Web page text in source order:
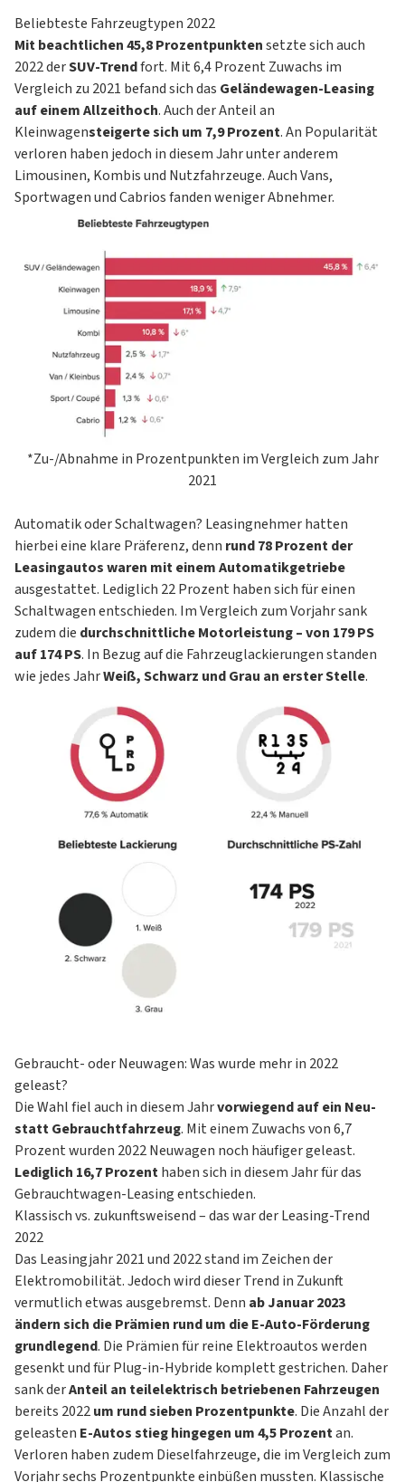
Beliebteste Fahrzeugtypen 2022
Mit beachtlichen 45,8 Prozentpunktensetzte sich auch
2022 derSUV-Trendfort. Mit 6,4 Prozent Zuwachs im
Vergleich zu 2021 befand sich das Geländewagen-Leasing
auf einem Allzeithoch. Auch der Anteil an
Kleinwagensteigerte sich um 7,9 Prozent. An Popularität
verloren haben jedoch in diesem Jahr unter anderem
Limousinen, Kombisund Nutzfahrzeuge. Auch Vans,
Sportwagen undCabriosfanden weniger Abnehmer.
*Zu-/Abnahme in Prozentpunkten im Vergleich zum Jahr
2021
Automatik oder Schaltwagen? Leasingnehmer hatten
hierbei eine klare Präferenz, denn rund 78 Prozent der
Leasingautos waren mit einem Automatikgetriebe
ausgestattet. Lediglich 22 Prozent haben sich für einen
Schaltwagen entschieden. Im Vergleich zum Vorjahr sank
zudem die durchschnittliche Motorleistung – von 179 PS
auf 174 PS. In Bezug auf die Fahrzeuglackierungen standen
wie jedes JahrWeiß, Schwarz und Grau an erster Stelle.
Gebraucht- oder Neuwagen: Was wurde mehr in 2022
geleast?
Die Wahl fiel auch in diesem Jahrvorwiegend auf ein Neu-
statt Gebrauchtfahrzeug. Mit einem Zuwachs von 6,7
Prozent wurden 2022 Neuwagen noch häufiger geleast.
Lediglich 16,7 Prozenthaben sich in diesem Jahr für das
Gebrauchtwagen-Leasingentschieden.
Klassisch vs. zukunftsweisend – das war der Leasing-Trend
2022
Das Leasingjahr 2021 und 2022 stand im Zeichen der
Elektromobilität. Jedoch wird dieser Trend in Zukunft
vermutlich etwas ausgebremst. Denn ab Januar 2023
ändern sich die Prämien rund um die E-Auto-Förderung
grundlegend. Die Prämien für reine Elektroautoswerden
gesenkt und fürPlug-in-Hybride komplett gestrichen. Daher
sank derAnteil an teilelektrisch betriebenen Fahrzeugen
bereits 2022um rund sieben Prozentpunkte. Die Anzahl der
geleasten E-Autos stieg hingegen um 4,5 Prozentan.
Verloren haben zudem Dieselfahrzeuge, die im Vergleich zum
Vorjahr sechs Prozentpunkte einbüßen mussten. Klassische